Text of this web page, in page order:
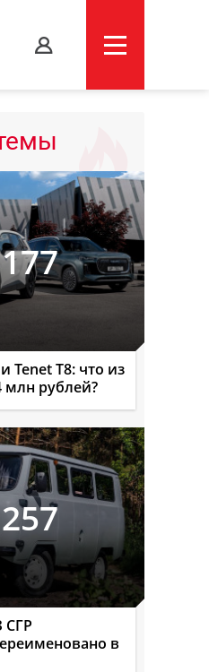
177
Tenet T8: что из
млн рублей?
257
СГР
в